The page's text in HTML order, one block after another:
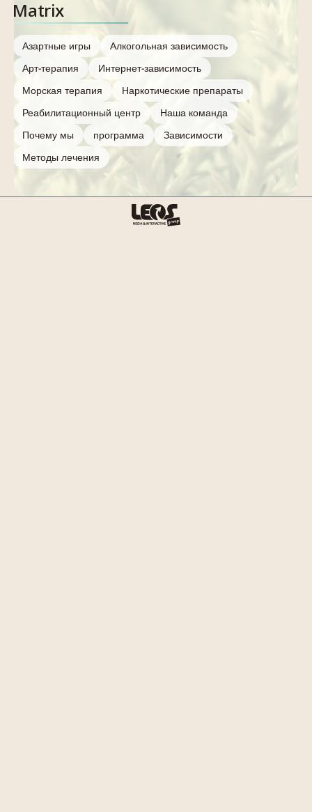
Matrix
Азартные игры
Алкогольная зависимость
Арт-терапия
Интернет-зависимость
Морская терапия
Наркотические препараты
Реабилитационный центр
Наша команда
Почему мы
программа
Зависимости
Методы лечения